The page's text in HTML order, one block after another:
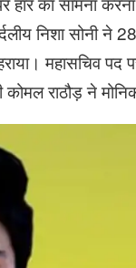
निशा सोनी ने
महासचिव पद
राठौड़ ने